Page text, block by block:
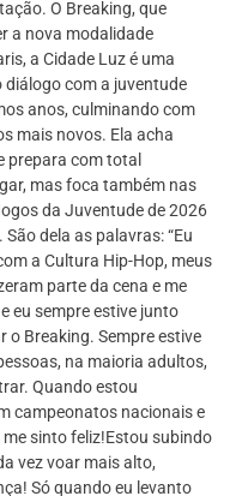
O Breaking, que
a nova modalidade
a Cidade Luz é uma
diálogo com a juventude
anos, culminando com
mais novos. Ela acha
prepara com total
mas foca também nas
da Juventude de 2026
dela as palavras: “Eu
a Cultura Hip-Hop, meus
parte da cena e me
eu sempre estive junto
o Breaking. Sempre estive
na maioria adultos,
Quando estou
campeonatos nacionais e
sinto feliz!Estou subindo
vez voar mais alto,
Só quando eu levanto